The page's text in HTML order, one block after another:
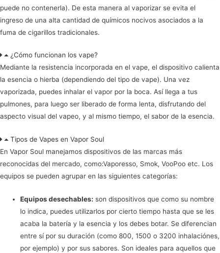
puede no contenerla). De esta manera al vaporizar se evita el
ingreso de una alta cantidad de químicos nocivos asociados a la
fuma de cigarillos tradicionales.
¿Cómo funcionan los vape?
Mediante la resistencia incorporada en el vape, el dispositivo calienta
la esencia o hierba (dependiendo del tipo de vape). Una vez
vaporizada, puedes inhalar el vapor por la boca. Así llega a tus
pulmones, para luego ser liberado de forma lenta, disfrutando del
aspecto visual del vapeo, y al mismo tiempo, el sabor de la esencia.
Tipos de Vapes en Vapor Soul
En Vapor Soul manejamos dispositivos de las marcas más
reconocidas del mercado, como:Vaporesso, Smok, VooPoo etc. Los
equipos se pueden agrupar en las siguientes categorías:
Equipos desechables: son dispositivos que como su nombre
lo indica, puedes utilizarlos por cierto tiempo hasta que se les
acaba la batería y la esencia y los debes botar. Se diferencian
entre sí por su duración (como 800, 1500 o 3200 inhalaciónes,
por ejemplo) y por sus sabores. Son ideales para aquellos que